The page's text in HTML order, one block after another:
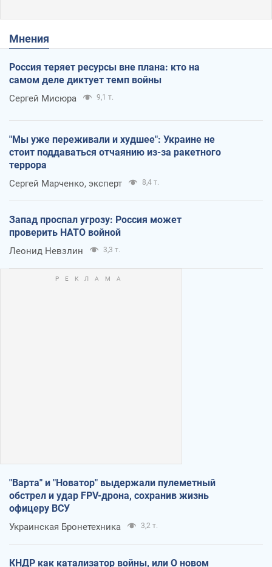
Мнения
Россия теряет ресурсы вне плана: кто на
самом деле диктует темп войны
Сергей Мисюра 9,1 т.
"Мы уже переживали и худшее": Украине не
стоит поддаваться отчаянию из-за ракетного
террора
Сергей Марченко, эксперт 8,4 т.
Запад проспал угрозу: Россия может
проверить НАТО войной
Леонид Невзлин 3,3 т.
"Варта" и "Новатор" выдержали пулеметный
обстрел и удар FPV-дрона, сохранив жизнь
офицеру ВСУ
Украинская Бронетехника 3,2 т.
КНДР как катализатор войны, или О новом